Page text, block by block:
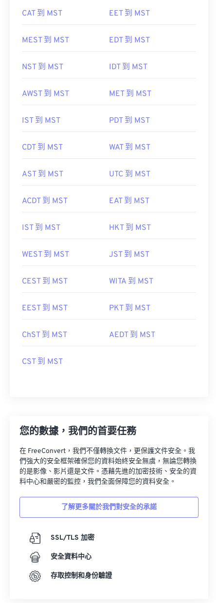
CAT 到 MST EET 到 MST
MEST 到 MST EDT 到 MST
NST 到 MST IDT 到 MST
AWST 到 MST MET 到 MST
IST 到 MST PDT 到 MST
CDT 到 MST WAT 到 MST
AST 到 MST UTC 到 MST
ACDT 到 MST EAT 到 MST
IST 到 MST HKT 到 MST
WEST 到 MST JST 到 MST
CEST 到 MST WITA 到 MST
EEST 到 MST PKT 到 MST
ChST 到 MST AEDT 到 MST
CST 到 MST
您的數據，我們的首要任務
在 FreeConvert，我們不僅轉換文件，更保護文件安全。我
們強大的安全框架確保您的資料始終安全無虞，無論您轉換
的是影像、影片還是文件。憑藉先進的加密技術、安全的資
料中心和嚴密的監控，我們全面保障您的資料安全。
了解更多關於我們對安全的承諾
SSL/TLS 加密
安全資料中心
存取控制和身份驗證